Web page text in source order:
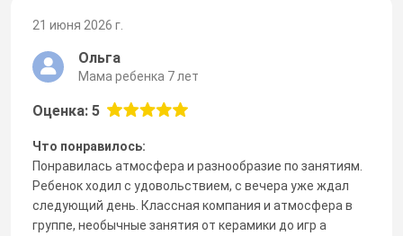
21 июня 2026 г.
Ольга
Мама ребенка 7 лет
Оценка: 5
Что понравилось:
Понравилась атмосфера и разнообразие по занятиям.
Ребенок ходил с удовольствием, с вечера уже ждал
следующий день. Классная компания и атмосфера в
группе, необычные занятия от керамики до игр а